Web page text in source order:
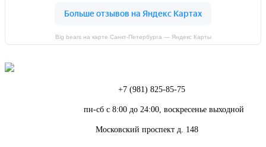
Big bears на карте Санкт‑Петербурга — Яндекс Карты
+7 (981) 825-85-75
пн-сб с 8:00 до 24:00, воскресенье выходной
Московский проспект д. 148